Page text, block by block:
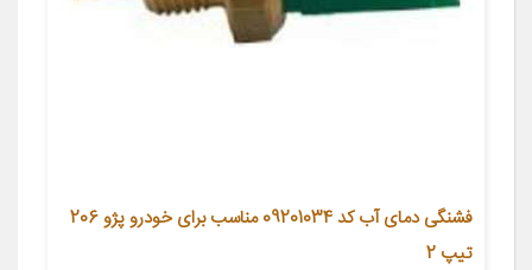
فشنگی دمای آب کد 09201034 مناسب برای خودرو پژو 206
تیپ 2